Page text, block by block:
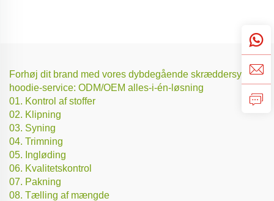
Forhøj dit brand med vores dybdegående skræddersyede
hoodie-service: ODM/OEM alles-i-én-løsning
01. Kontrol af stoffer
02. Klipning
03. Syning
04. Trimning
05. Ingløding
06. Kvalitetskontrol
07. Pakning
08. Tælling af mængde